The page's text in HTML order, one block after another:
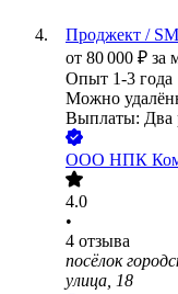
Проджект /
от 80 000 ₽ за
Опыт 1-3 года
Можно
Выплаты: Два
ООО НПК
4.0
•
4 отзыва
посёлок
улица, 18